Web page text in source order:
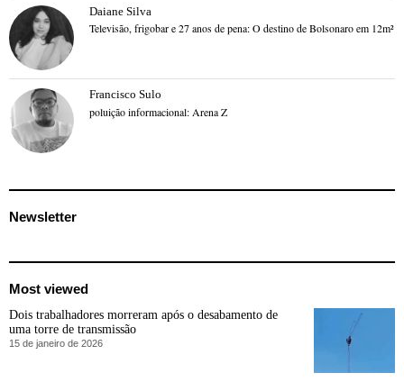
Daiane Silva
Televisão, frigobar e 27 anos de pena: O destino de Bolsonaro em 12m²
Francisco Sulo
poluição informacional: Arena Z
Newsletter
Most viewed
Dois trabalhadores morreram após o desabamento de
uma torre de transmissão
15 de janeiro de 2026